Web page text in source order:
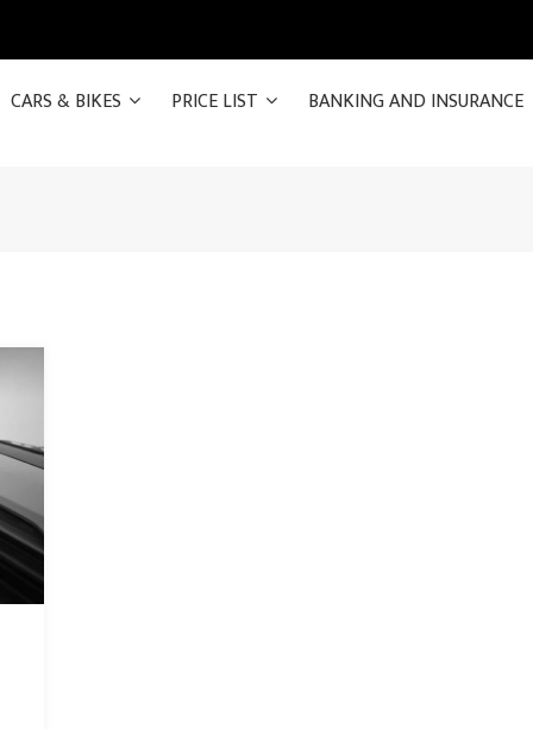
CARS & BIKES PRICE LIST BANKING AND INSURANCE